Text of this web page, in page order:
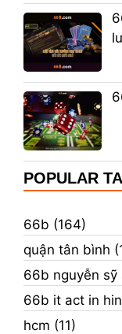
POPULAR
66b (164)
quận tân bình
66b nguyễn sỹ
66b it act in
hcm (11)